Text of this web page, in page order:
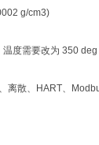
g/cm3)
度需要改为 350 deg
离散、HART、